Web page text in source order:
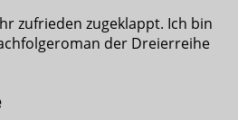
zufrieden zugeklappt. Ich bin
der Dreierreihe